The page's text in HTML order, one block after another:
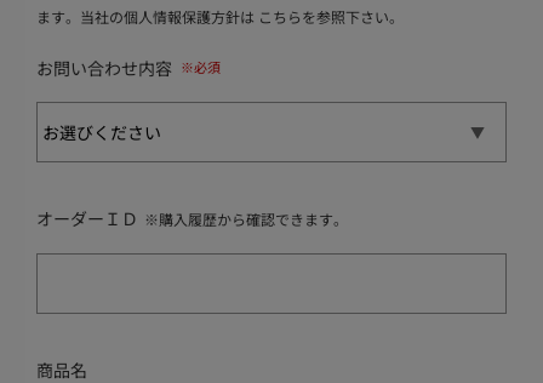
ます。当社の個人情報保護方針は こちらを参照下さい。
お問い合わせ内容
オーダーＩＤ ※購入履歴から確認できます。
商品名